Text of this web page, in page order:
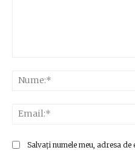
Salvați numele meu, adresa